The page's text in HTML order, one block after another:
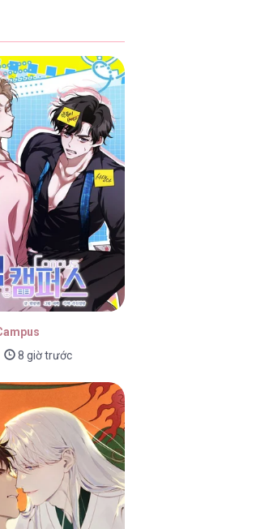
21/04/2026
21/04/2026
21/04/2026
21/04/2026
8 giờ trước